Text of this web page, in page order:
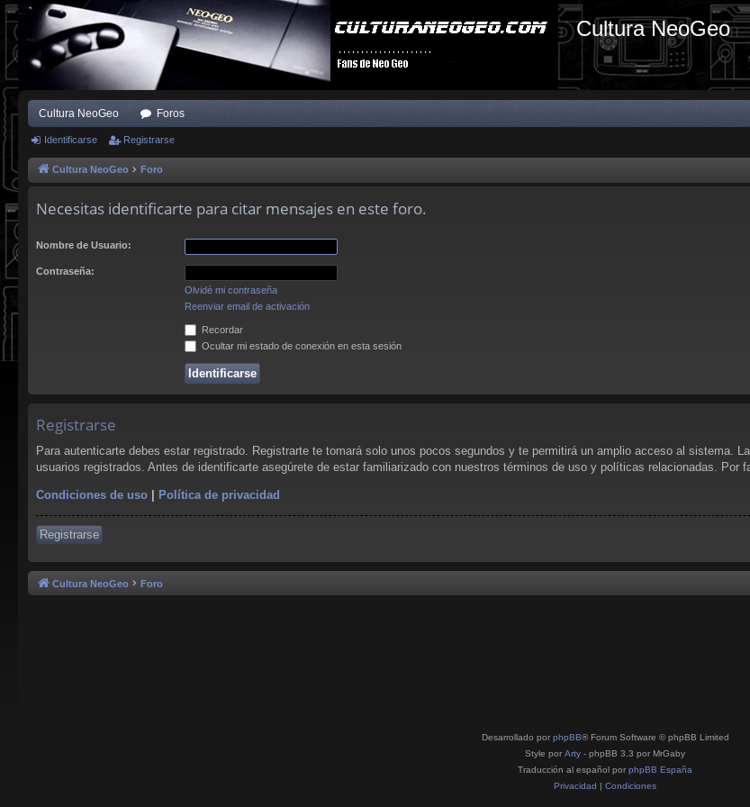
Cultura NeoGeo
Cultura NeoGeo Foros
Identificarse Registrarse
Cultura NeoGeo Foro
Necesitas identificarte para citar mensajes en este foro.
Nombre de Usuario:
Contraseña:
Olvidé mi contraseña
Reenviar email de activación
Recordar
Ocultar mi estado de conexión en esta sesión
Registrarse
Para autenticarte debes estar registrado. Registrarte te tomará solo unos pocos segundos y te permitirá un amplio acceso al sistema.
usuarios registrados. Antes de identificarte asegúrete de estar familiarizado con nuestros términos de uso y políticas relacionadas. Por
Condiciones de uso | Política de privacidad
Registrarse
Cultura NeoGeo Foro
Desarrollado por phpBB® Forum Software © phpBB Limited
Style por Arty - phpBB 3.3 por MrGaby
Traducción al español por phpBB España
Privacidad | Condiciones